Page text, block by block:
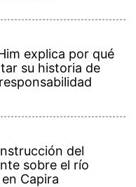
explica por qué
su historia de
del
sobre el río
Capira